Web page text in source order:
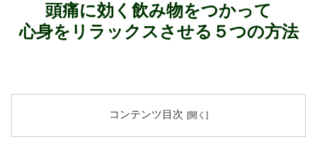
頭痛に効く飲み物をつかって
心身をリラックスさせる５つの方法
コンテンツ目次